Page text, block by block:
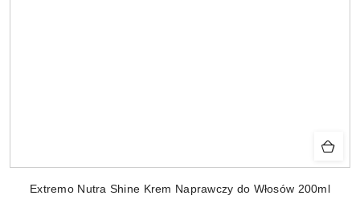
Extremo Nutra Shine Krem Naprawczy do Włosów 200ml